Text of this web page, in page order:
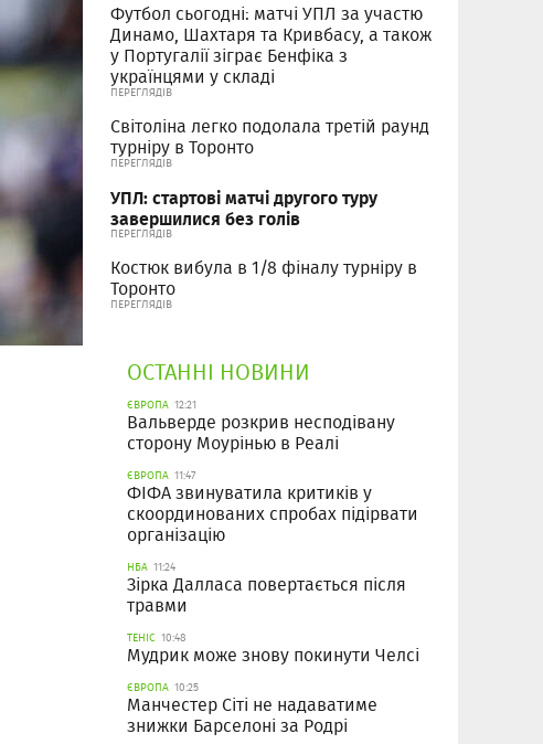
Футбол сьогодні: матчі УПЛ за участю
Динамо, Шахтаря та Кривбасу, а також
у Португалії зіграє Бенфіка з
українцями у складі
ПЕРЕГЛЯДІВ
Світоліна легко подолала третій раунд
турніру в Торонто
ПЕРЕГЛЯДІВ
УПЛ: стартові матчі другого туру
завершилися без голів
ПЕРЕГЛЯДІВ
Костюк вибула в 1/8 фіналу турніру в
Торонто
ПЕРЕГЛЯДІВ
ОСТАННІ НОВИНИ
ЄВРОПА 12:21
Вальверде розкрив несподівану
сторону Моурінью в Реалі
ЄВРОПА 11:47
ФІФА звинуватила критиків у
скоординованих спробах підірвати
організацію
НБА 11:24
Зірка Далласа повертається після
травми
ТЕНІС 10:48
Мудрик може знову покинути Челсі
ЄВРОПА 10:25
Манчестер Сіті не надаватиме
знижки Барселоні за Родрі